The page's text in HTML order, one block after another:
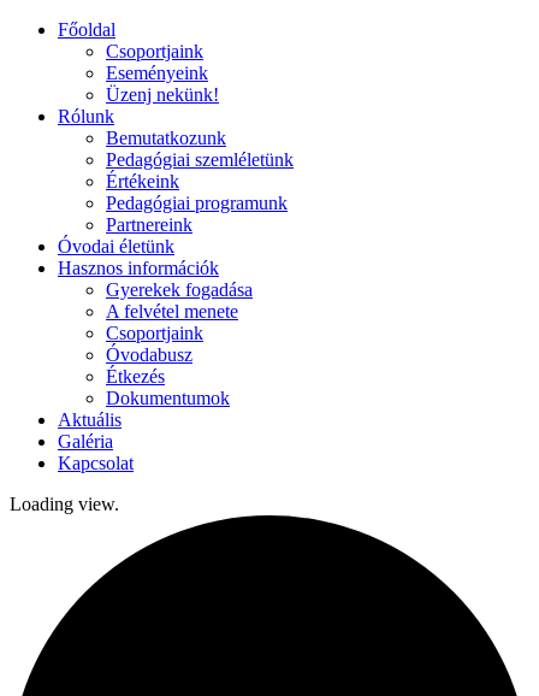
Főoldal
Csoportjaink
Eseményeink
Üzenj nekünk!
Rólunk
Bemutatkozunk
Pedagógiai szemléletünk
Értékeink
Pedagógiai programunk
Partnereink
Óvodai életünk
Hasznos információk
Gyerekek fogadása
A felvétel menete
Csoportjaink
Óvodabusz
Étkezés
Dokumentumok
Aktuális
Galéria
Kapcsolat
Loading view.